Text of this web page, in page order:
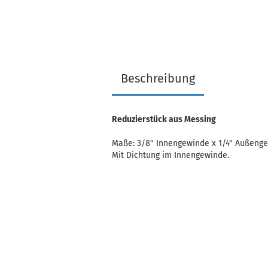
Beschreibung
Reduzierstück aus Messing
Maße: 3/8" Innengewinde x 1/4"
Mit Dichtung im Innengewinde.